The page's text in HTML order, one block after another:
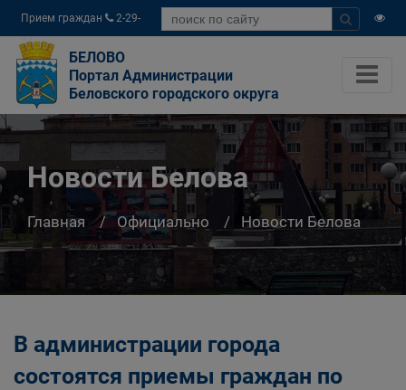
Прием граждан
2-29-
04
БЕЛОВО
Портал Администрации
Беловского городского округа
Новости Белова
Главная Официально Новости Белова
В администрации города
состоятся приемы граждан по